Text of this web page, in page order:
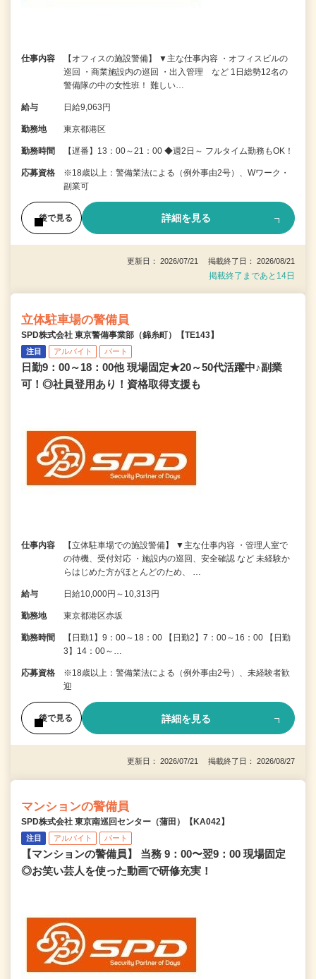
仕事内容
【オフィスの施設警備】 ▼主な仕事内容 ・オフィスビルの
巡回 ・商業施設内の巡回 ・出入管理 など 1日総勢12名の
警備隊の中の女性班！ 難しい…
給与 日給9,063円
勤務地 東京都港区
勤務時間 【遅番】13：00～21：00 ◆週2日～ フルタイム勤務もOK！
応募資格
※18歳以上：警備業法による（例外事由2号）、Wワーク・
副業可
後で見る 詳細を見る
更新日： 2026/07/21 掲載終了日： 2026/08/21
掲載終了まであと14日
立体駐車場の警備員
SPD株式会社 東京警備事業部（錦糸町）【TE143】
注目 アルバイト パート
日勤9：00～18：00他 現場固定★20～50代活躍中♪副業
可！◎社員登用あり！資格取得支援も
仕事内容
【立体駐車場での施設警備】 ▼主な仕事内容 ・管理人室で
の待機、受付対応 ・施設内の巡回、安全確認 など 未経験か
らはじめた方がほとんどのため、 …
給与 日給10,000円～10,313円
勤務地 東京都港区赤坂
勤務時間
【日勤1】9：00～18：00 【日勤2】7：00～16：00 【日勤
3】14：00～…
応募資格
※18歳以上：警備業法による（例外事由2号）、未経験者歓
迎
後で見る 詳細を見る
更新日： 2026/07/21 掲載終了日： 2026/08/27
マンションの警備員
SPD株式会社 東京南巡回センター（蒲田）【KA042】
注目 アルバイト パート
【マンションの警備員】 当務 9：00〜翌9：00 現場固定
◎お笑い芸人を使った動画で研修充実！